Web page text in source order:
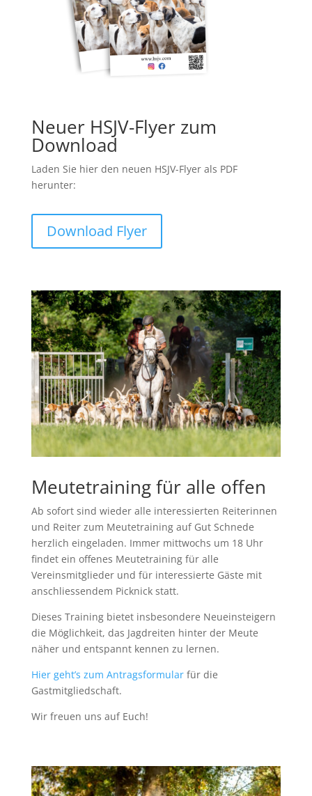
Neuer HSJV-Flyer zum
Download
Laden Sie hier den neuen HSJV-Flyer als PDF
herunter:
Download Flyer
Meutetraining für alle offen
Ab sofort sind wieder alle interessierten Reiterinnen
und Reiter zum Meutetraining auf Gut Schnede
herzlich eingeladen. Immer mittwochs um 18 Uhr
findet ein offenes Meutetraining für alle
Vereinsmitglieder und für interessierte Gäste mit
anschliessendem Picknick statt.
Dieses Training bietet insbesondere Neueinsteigern
die Möglichkeit, das Jagdreiten hinter der Meute
näher und entspannt kennen zu lernen.
Hier geht’s zum Antragsformularfür die
Gastmitgliedschaft.
Wir freuen uns auf Euch!